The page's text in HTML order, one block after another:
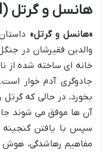
هانسل و گرتل (Hansel and Gretel)
«هانسل و گرتل»
والدین فقیرشان در
خانه ای ساخته شده از
جادوگری آدم خوار
بخورد، در حالی که
آن ها موفق می شوند
سپس با یافتن گنجینه
مفاهیم رهاشدگی، هوش